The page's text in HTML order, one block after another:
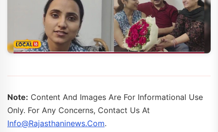
Note: Content And Images Are For Informational Use
Only. For Any Concerns, Contact Us At
Info@rajasthaninews.com.